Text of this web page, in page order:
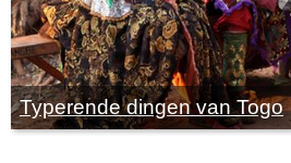
Typerende dingen van Togo